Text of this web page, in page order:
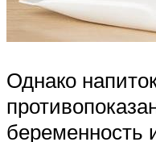
Однако
беременность